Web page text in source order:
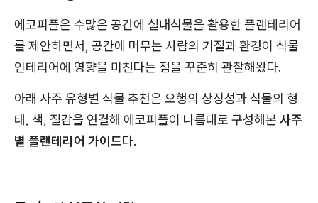
에코피플은 수많은 공간에 실내식물을 활용한 플랜테리어
를 제안하면서, 공간에 머무는 사람의 기질과 환경이 식물
인테리어에 영향을 미친다는 점을 꾸준히 관찰해왔다.
아래 사주 유형별 식물 추천은 오행의 상징성과 식물의 형
태, 색, 질감을 연결해 에코피플이 나름대로 구성해본 사주
별 플랜테리어 가이드다.